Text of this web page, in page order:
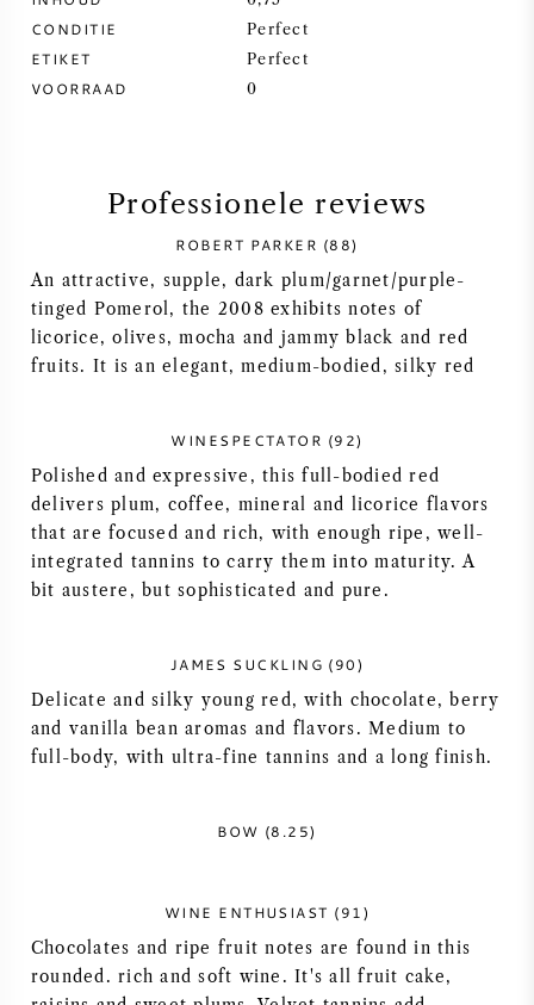
FRANSE WIJN
ITALIAANSE WIJN
SPAANSE WIJN
DUITSE WIJN
AMERIKAANSE WIJN
OOSTENRIJKSE WIJN
ALLE LANDEN
BOURGOGNE
TOSCANE
CONDITIE Perfect
ETIKET Perfect
VOORRAAD 0
Professionele reviews
ROBERT PARKER (88)
An attractive, supple, dark plum/garnet/purple-
tinged Pomerol, the 2008 exhibits notes of
licorice, olives, mocha and jammy black and red
fruits. It is an elegant, medium-bodied, silky red
WINESPECTATOR (92)
Polished and expressive, this full-bodied red
delivers plum, coffee, mineral and licorice flavors
that are focused and rich, with enough ripe, well-
integrated tannins to carry them into maturity. A
bit austere, but sophisticated and pure.
JAMES SUCKLING (90)
Delicate and silky young red, with chocolate, berry
and vanilla bean aromas and flavors. Medium to
full-body, with ultra-fine tannins and a long finish.
BOW (8.25)
WINE ENTHUSIAST (91)
Chocolates and ripe fruit notes are found in this
rounded. rich and soft wine. It's all fruit cake,